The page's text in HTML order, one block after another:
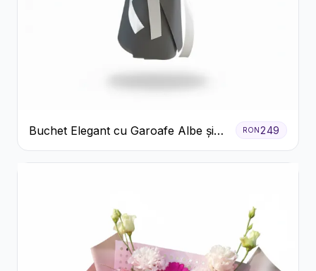
Buchet Elegant cu Garoafe Albe și
Eucalipt
RON 249